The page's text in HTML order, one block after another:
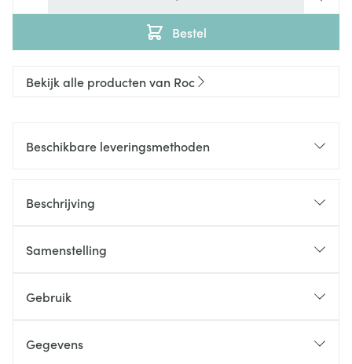
Bestel
Bekijk alle producten van Roc
Beschikbare leveringsmethoden
Beschrijving
Samenstelling
Gebruik
Gegevens